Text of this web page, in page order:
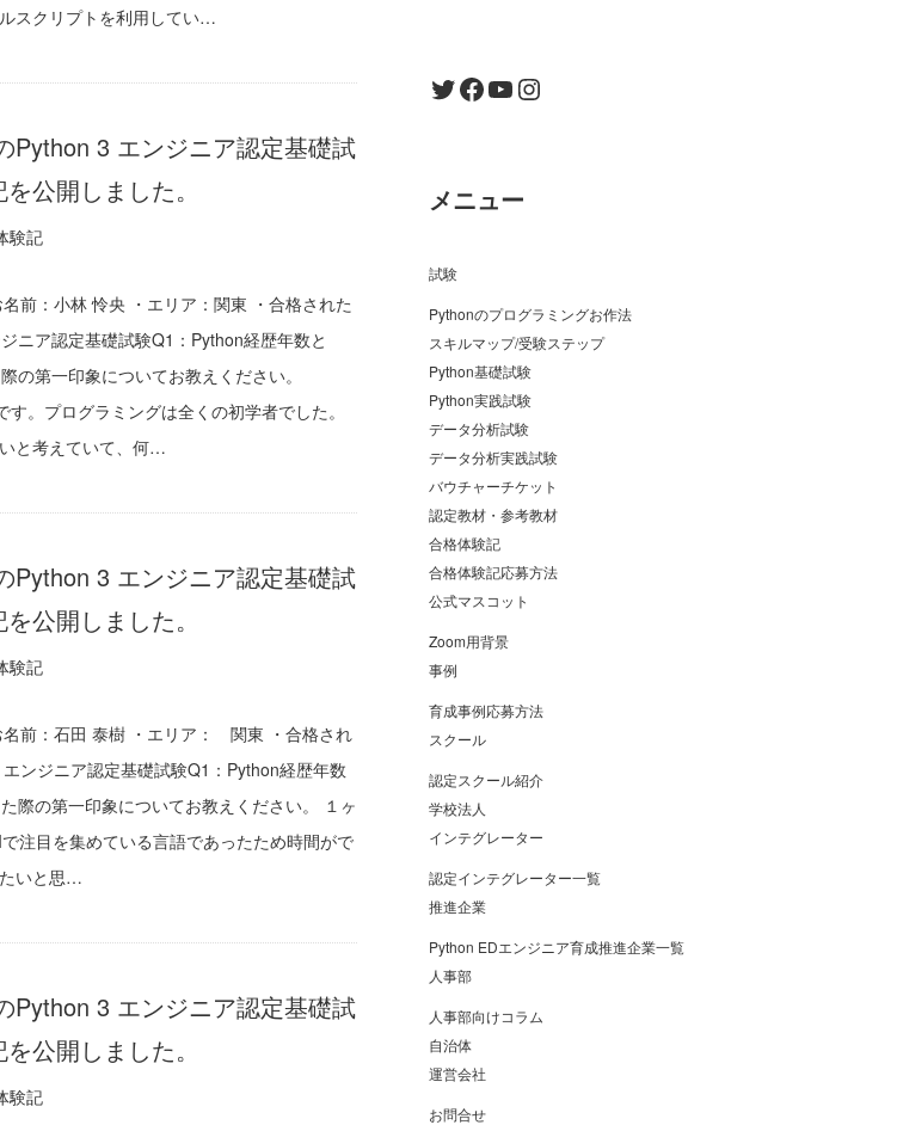
スクリプトを利用してい…
Python 3 エンジニア認定基礎試
公開しました。
験記
前：小林 怜央 ・エリア：関東 ・合格された
ニア認定基礎試験Q1：Python経歴年数と
の第一印象についてお教えください。
す。プログラミングは全くの初学者でした。
と考えていて、何…
Python 3 エンジニア認定基礎試
公開しました。
験記
前：石田 泰樹 ・エリア： 関東 ・合格され
ンジニア認定基礎試験Q1：Python経歴年数
際の第一印象についてお教えください。 １ヶ
注目を集めている言語であったため時間がで
いと思…
Python 3 エンジニア認定基礎試
公開しました。
験記
Twitter
Facebook
YouTube
Instagram
メニュー
試験
Pythonのプログラミングお作法
スキルマップ/受験ステップ
Python基礎試験
Python実践試験
データ分析試験
データ分析実践試験
バウチャーチケット
認定教材・参考教材
合格体験記
合格体験記応募方法
公式マスコット
Zoom用背景
事例
育成事例応募方法
スクール
認定スクール紹介
学校法人
インテグレーター
認定インテグレーター一覧
推進企業
Python EDエンジニア育成推進企業一覧
人事部
人事部向けコラム
自治体
運営会社
お問合せ